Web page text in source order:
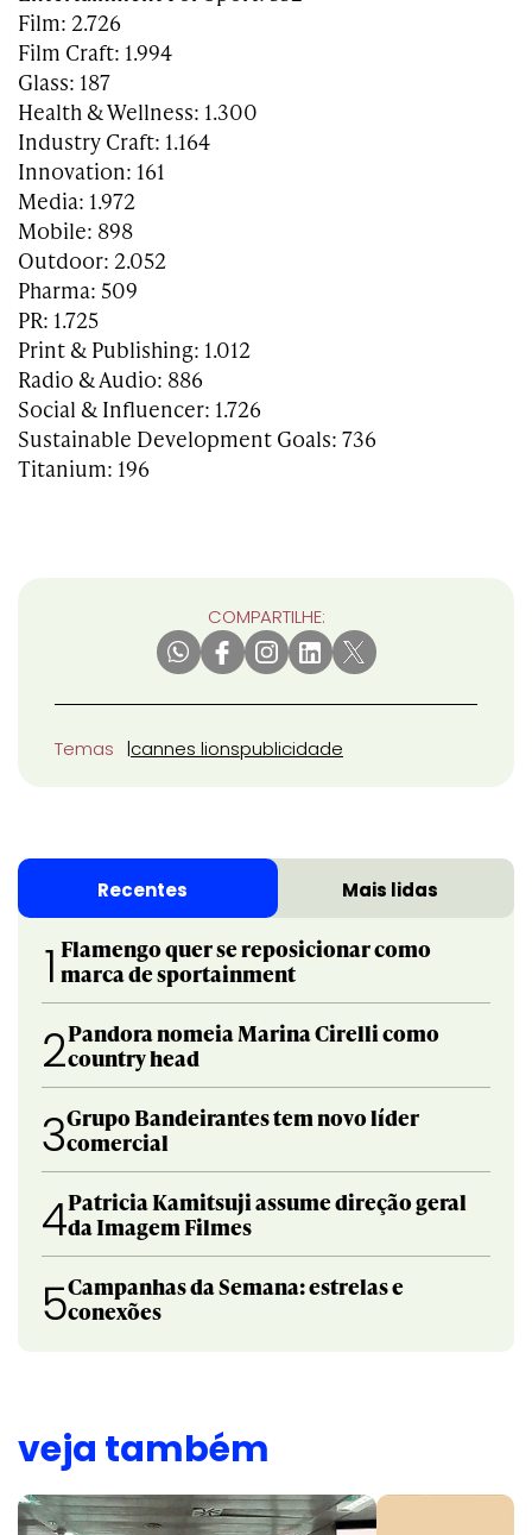
Film: 2.726
Film Craft: 1.994
Glass: 187
Health & Wellness: 1.300
Industry Craft: 1.164
Innovation: 161
Media: 1.972
Mobile: 898
Outdoor: 2.052
Pharma: 509
PR: 1.725
Print & Publishing: 1.012
Radio & Audio: 886
Social & Influencer: 1.726
Sustainable Development Goals: 736
Titanium: 196
COMPARTILHE:
Temas cannes lionspublicidade
Recentes Mais lidas
1 Flamengo quer se reposicionar como
marca de sportainment
2Pandora nomeia Marina Cirelli como
country head
3Grupo Bandeirantes tem novo líder
comercial
4Patricia Kamitsuji assume direção geral
da Imagem Filmes
5Campanhas da Semana: estrelas e
conexões
veja também